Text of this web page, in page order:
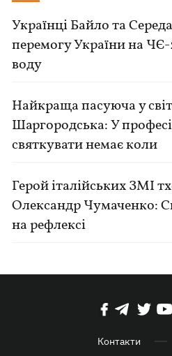
Українці Байло та
перемогу України на ЧЄ-
воду
Найкраща пасуюча у
Шаргородська: У
святкувати немає коли
Герой італійських ЗМІ
Олександр Чумаченко:
на рефлексі
Контакти